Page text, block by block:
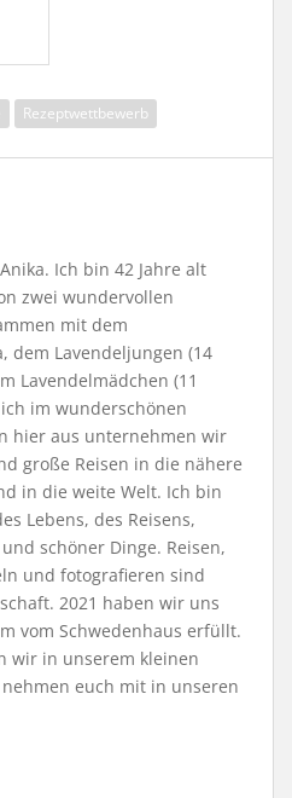
Rezeptwettbewerb
Ich bin 42 Jahre alt
zwei wundervollen
mit dem
dem Lavendeljungen (14
Lavendelmädchen (11
im wunderschönen
hier aus unternehmen wir
große Reisen in die nähere
in die weite Welt. Ich bin
Lebens, des Reisens,
schöner Dinge. Reisen,
und fotografieren sind
2021 haben wir uns
vom Schwedenhaus erfüllt.
wir in unserem kleinen
euch mit in unseren